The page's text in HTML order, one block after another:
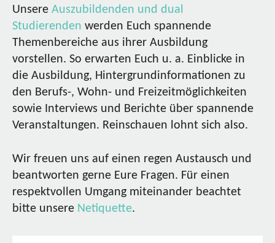
Unsere Auszubildenden und dual
Studierenden werden Euch spannende
Themenbereiche aus ihrer Ausbildung
vorstellen. So erwarten Euch u. a. Einblicke in
die Ausbildung, Hintergrundinformationen zu
den Berufs-, Wohn- und Freizeitmöglichkeiten
sowie Interviews und Berichte über spannende
Veranstaltungen. Reinschauen lohnt sich also.
Wir freuen uns auf einen regen Austausch und
beantworten gerne Eure Fragen. Für einen
respektvollen Umgang miteinander beachtet
bitte unsere Netiquette.